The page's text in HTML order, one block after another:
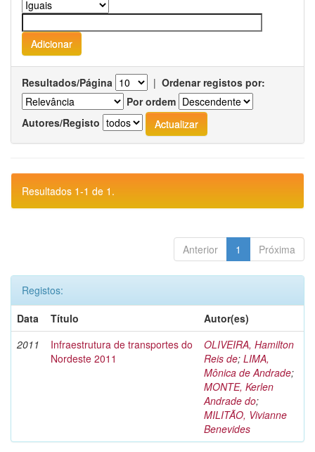
Resultados/Página | Ordenar registos por:
Por ordem
Autores/Registo
Resultados 1-1 de 1.
Anterior 1 Próxima
Registos:
Data
Título
Autor(es)
2011
Infraestrutura de transportes do
Nordeste 2011
OLIVEIRA, Hamilton
Reis de; LIMA,
Mônica de Andrade;
MONTE, Kerlen
Andrade do;
MILITÃO, Vivianne
Benevides